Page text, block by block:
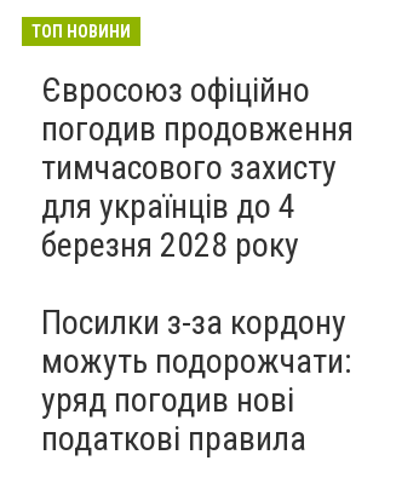
ТОП НОВИНИ
Євросоюз офіційно
погодив продовження
тимчасового захисту
для українців до 4
березня 2028 року
Посилки з-за кордону
можуть подорожчати:
уряд погодив нові
податкові правила